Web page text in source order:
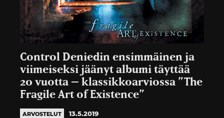
Control Deniedin ensimmäinen ja
viimeiseksi jäänyt albumi täyttää
20 vuotta – klassikkoarviossa ”The
Fragile Art of Existence”
ARVOSTELUT 13.5.2019